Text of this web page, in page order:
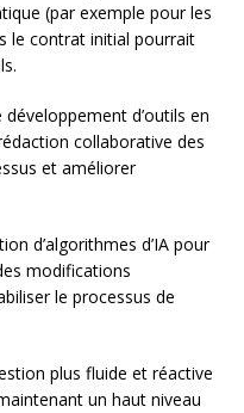
(par exemple pour les
le contrat initial pourrait
développement d’outils en
collaborative des
et améliorer
d’algorithmes d’IA pour
modifications
le processus de
plus fluide et réactive
un haut niveau